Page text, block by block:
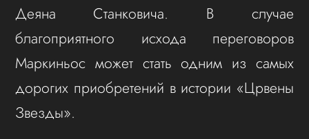
Деяна Станковича. В случае
благоприятного исхода переговоров
Маркиньос может стать одним из самых
дорогих приобретений в истории «Црвены
Звезды».